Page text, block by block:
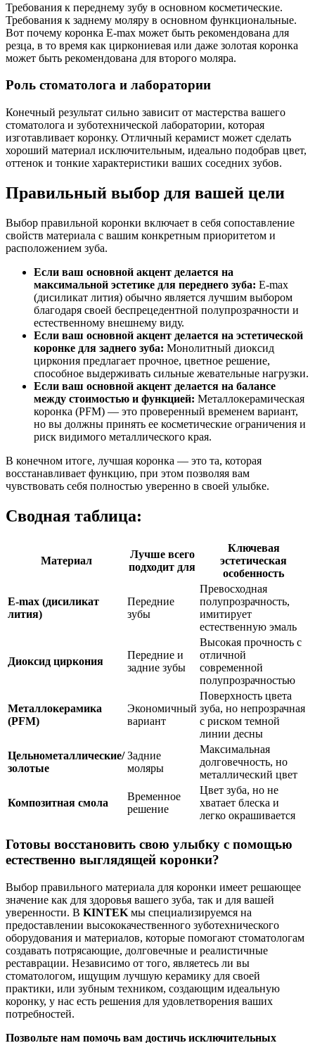
Требования к переднему зубу в основном косметические.
Требования к заднему моляру в основном функциональные.
Вот почему коронка E-max может быть рекомендована для
резца, в то время как циркониевая или даже золотая коронка
может быть рекомендована для второго моляра.
Роль стоматолога и лаборатории
Конечный результат сильно зависит от мастерства вашего
стоматолога и зуботехнической лаборатории, которая
изготавливает коронку. Отличный керамист может сделать
хороший материал исключительным, идеально подобрав цвет,
оттенок и тонкие характеристики ваших соседних зубов.
Правильный выбор для вашей цели
Выбор правильной коронки включает в себя сопоставление
свойств материала с вашим конкретным приоритетом и
расположением зуба.
Если ваш основной акцент делается на
максимальной эстетике для переднего зуба: E-max
(дисиликат лития) обычно является лучшим выбором
благодаря своей беспрецедентной полупрозрачности и
естественному внешнему виду.
Если ваш основной акцент делается на эстетической
коронке для заднего зуба: Монолитный диоксид
циркония предлагает прочное, цветное решение,
способное выдерживать сильные жевательные нагрузки.
Если ваш основной акцент делается на балансе
между стоимостью и функцией: Металлокерамическая
коронка (PFM) — это проверенный временем вариант,
но вы должны принять ее косметические ограничения и
риск видимого металлического края.
В конечном итоге, лучшая коронка — это та, которая
восстанавливает функцию, при этом позволяя вам
чувствовать себя полностью уверенно в своей улыбке.
Сводная таблица:
Материал
Лучше всего
подходит для
Ключевая
эстетическая
особенность
E-max (дисиликат
лития)
Передние
зубы
Превосходная
полупрозрачность,
имитирует
естественную эмаль
Диоксид циркония
Передние и
задние зубы
Высокая прочность с
отличной
современной
полупрозрачностью
Металлокерамика
(PFM)
Экономичный
вариант
Поверхность цвета
зуба, но непрозрачная
с риском темной
линии десны
Цельнометаллические/
золотые
Задние
моляры
Максимальная
долговечность, но
металлический цвет
Композитная смола
Временное
решение
Цвет зуба, но не
хватает блеска и
легко окрашивается
Готовы восстановить свою улыбку с помощью
естественно выглядящей коронки?
Выбор правильного материала для коронки имеет решающее
значение как для здоровья вашего зуба, так и для вашей
уверенности. В KINTEK мы специализируемся на
предоставлении высококачественного зуботехнического
оборудования и материалов, которые помогают стоматологам
создавать потрясающие, долговечные и реалистичные
реставрации. Независимо от того, являетесь ли вы
стоматологом, ищущим лучшую керамику для своей
практики, или зубным техником, создающим идеальную
коронку, у нас есть решения для удовлетворения ваших
потребностей.
Позвольте нам помочь вам достичь исключительных